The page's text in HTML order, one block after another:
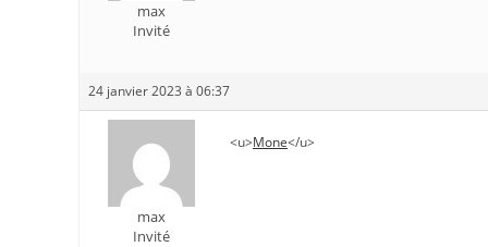
max
Invité
24 janvier 2023 à 06:37
max
Invité
<u>Mone</u>